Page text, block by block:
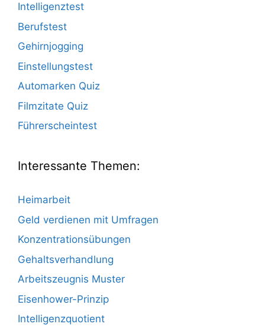
Intelligenztest
Berufstest
Gehirnjogging
Einstellungstest
Automarken Quiz
Filmzitate Quiz
Führerscheintest
Interessante Themen:
Heimarbeit
Geld verdienen mit Umfragen
Konzentrationsübungen
Gehaltsverhandlung
Arbeitszeugnis Muster
Eisenhower-Prinzip
Intelligenzquotient